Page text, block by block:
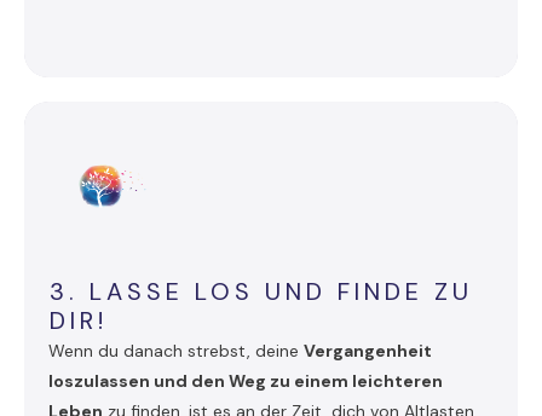
3. LASSE LOS UND FINDE ZU
DIR!
Wenn du danach strebst, deine Vergangenheit
loszulassen und den Weg zu einem leichteren
Leben zu finden, ist es an der Zeit, dich von Altlasten